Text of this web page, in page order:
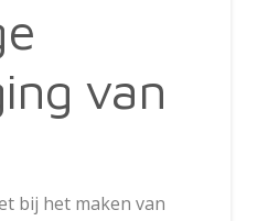
van
bij het maken van